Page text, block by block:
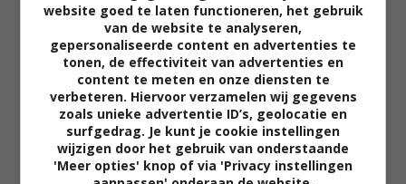
The Uprising
website goed te laten functioneren, het gebruik
van de website te analyseren,
gepersonaliseerde content en advertenties te
tonen, de effectiviteit van advertenties en
content te meten en onze diensten te
verbeteren. Hiervoor verzamelen wij gegevens
zoals unieke advertentie ID’s, geolocatie en
surfgedrag. Je kunt je cookie instellingen
wijzigen door het gebruik van onderstaande
'Meer opties' knop of via 'Privacy instellingen